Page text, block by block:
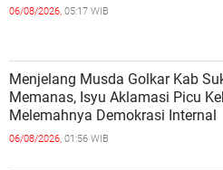
06/08/2026, 05:17 WIB
Menjelang Musda Golkar Kab
Memanas, Isyu Aklamasi Picu
Melemahnya Demokrasi Internal
06/08/2026, 01:56 WIB